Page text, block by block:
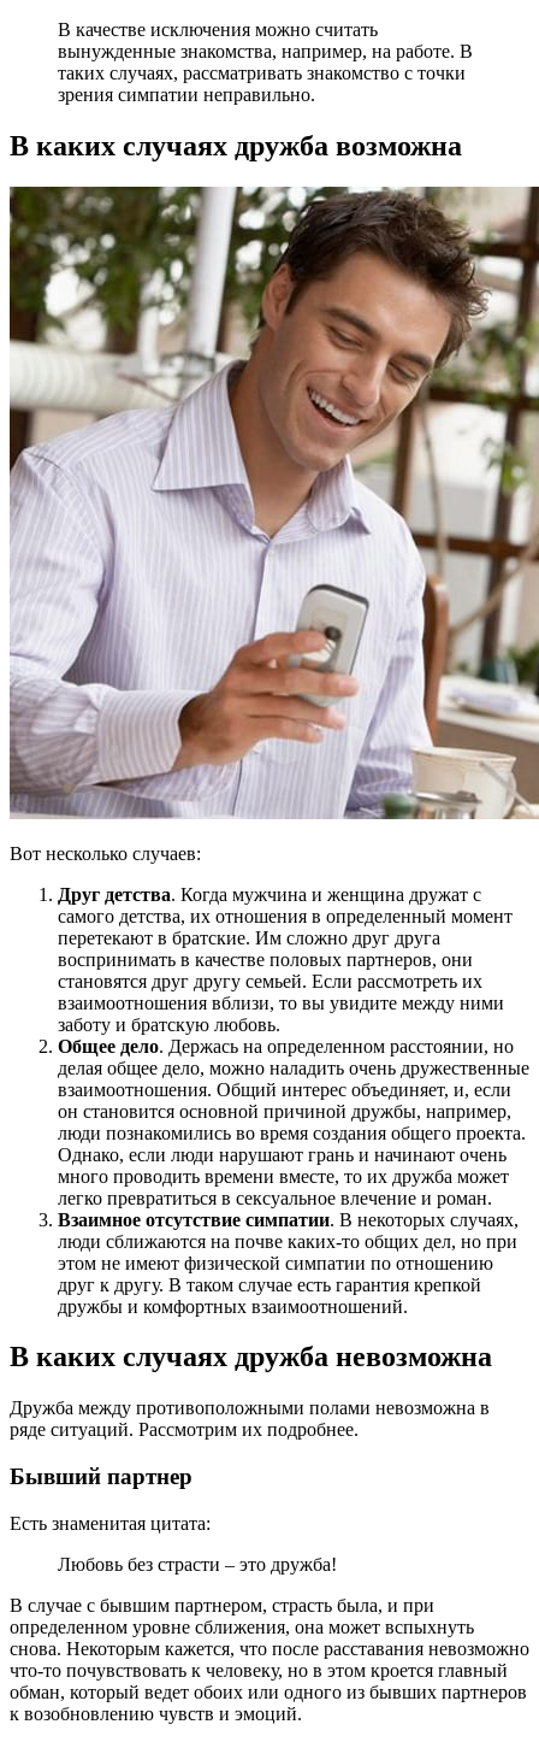
В качестве исключения можно считать
вынужденные знакомства, например, на работе. В
таких случаях, рассматривать знакомство с точки
зрения симпатии неправильно.
В каких случаях дружба возможна
Вот несколько случаев:
Друг детства. Когда мужчина и женщина дружат с
самого детства, их отношения в определенный момент
перетекают в братские. Им сложно друг друга
воспринимать в качестве половых партнеров, они
становятся друг другу семьей. Если рассмотреть их
взаимоотношения вблизи, то вы увидите между ними
заботу и братскую любовь.
Общее дело. Держась на определенном расстоянии, но
делая общее дело, можно наладить очень дружественные
взаимоотношения. Общий интерес объединяет, и, если
он становится основной причиной дружбы, например,
люди познакомились во время создания общего проекта.
Однако, если люди нарушают грань и начинают очень
много проводить времени вместе, то их дружба может
легко превратиться в сексуальное влечение и роман.
Взаимное отсутствие симпатии. В некоторых случаях,
люди сближаются на почве каких-то общих дел, но при
этом не имеют физической симпатии по отношению
друг к другу. В таком случае есть гарантия крепкой
дружбы и комфортных взаимоотношений.
В каких случаях дружба невозможна
Дружба между противоположными полами невозможна в
ряде ситуаций. Рассмотрим их подробнее.
Бывший партнер
Есть знаменитая цитата:
Любовь без страсти – это дружба!
В случае с бывшим партнером, страсть была, и при
определенном уровне сближения, она может вспыхнуть
снова. Некоторым кажется, что после расставания невозможно
что-то почувствовать к человеку, но в этом кроется главный
обман, который ведет обоих или одного из бывших партнеров
к возобновлению чувств и эмоций.